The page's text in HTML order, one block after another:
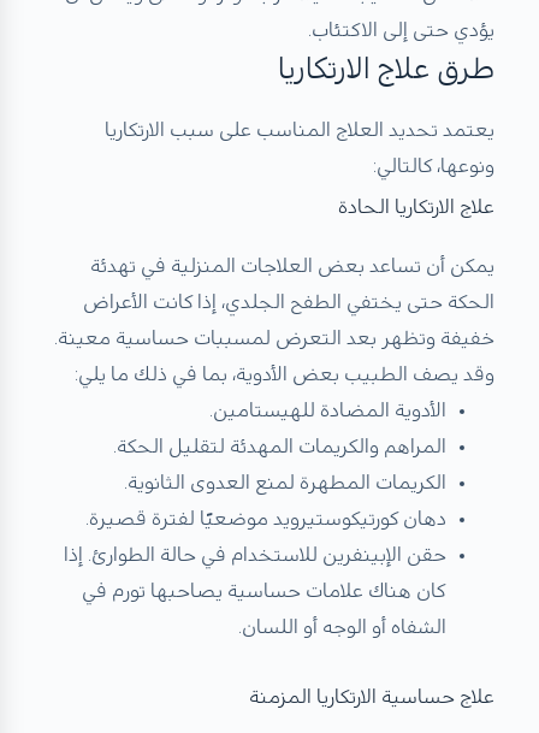
يؤدي حتى إلى الاكتئاب.
طرق علاج الارتكاريا
يعتمد تحديد العلاج المناسب على سبب الارتكاريا
ونوعها، كالتالي:
علاج الارتكاريا الحادة
يمكن أن تساعد بعض العلاجات المنزلية في تهدئة
الحكة حتى يختفي الطفح الجلدي، إذا كانت الأعراض
خفيفة وتظهر بعد التعرض لمسببات حساسية معينة.
وقد يصف الطبيب بعض الأدوية، بما في ذلك ما يلي:
الأدوية المضادة للهيستامين.
المراهم والكريمات المهدئة لتقليل الحكة.
الكريمات المطهرة لمنع العدوى الثانوية.
دهان كورتيكوستيرويد موضعيًا لفترة قصيرة.
حقن الإبينفرين للاستخدام في حالة الطوارئ. إذا
كان هناك علامات حساسية يصاحبها تورم في
الشفاه أو الوجه أو اللسان.
علاج حساسية الارتكاريا المزمنة